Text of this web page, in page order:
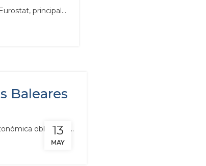
principal...
13
MAY
Baleares
obliga a la...